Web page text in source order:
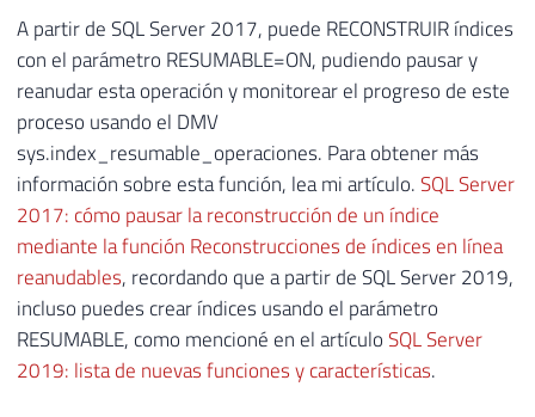
A partir de SQL Server 2017, puede RECONSTRUIR índices
con el parámetro RESUMABLE=ON, pudiendo pausar y
reanudar esta operación y monitorear el progreso de este
proceso usando el DMV
sys.index_resumable_operaciones. Para obtener más
información sobre esta función, lea mi artículo.SQL Server
2017: cómo pausar la reconstrucción de un índice
mediante la función Reconstrucciones de índices en línea
reanudables, recordando que a partir de SQL Server 2019,
incluso puedes crear índices usando el parámetro
RESUMABLE, como mencioné en el artículoSQL Server
2019: lista de nuevas funciones y características.